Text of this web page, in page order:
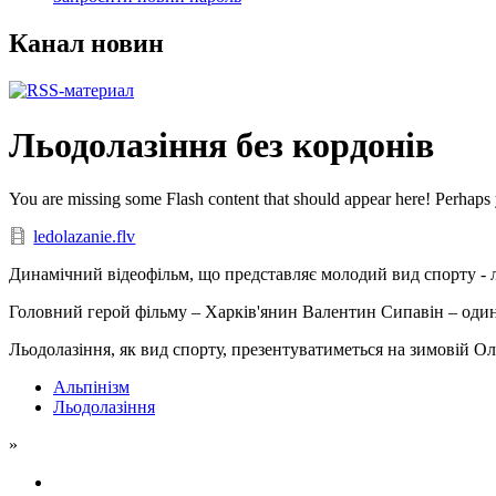
Канал новин
Льодолазіння без кордонів
You are missing some Flash content that should appear here!
ledolazanie.flv
Динамічний відеофільм, що представляє молодий вид спорту -
Головний герой фільму – Харків'янин Валентин Сипавін –
Льодолазіння, як вид спорту, презентуватиметься на зимовій
Альпінізм
Льодолазіння
»